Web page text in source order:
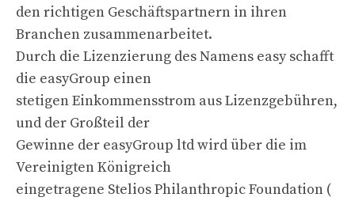
den richtigen Geschäftspartnern in ihren
Branchen zusammenarbeitet.
Durch die Lizenzierung des Namens easy schafft
die easyGroup einen
stetigen Einkommensstrom aus Lizenzgebühren,
und der Großteil der
Gewinne der easyGroup ltd wird über die im
Vereinigten Königreich
eingetragene Stelios Philanthropic Foundation (